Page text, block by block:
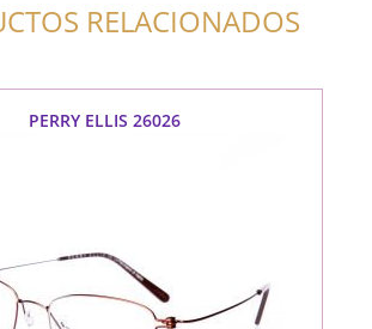
RELACIONADOS
PERRY ELLIS 26026